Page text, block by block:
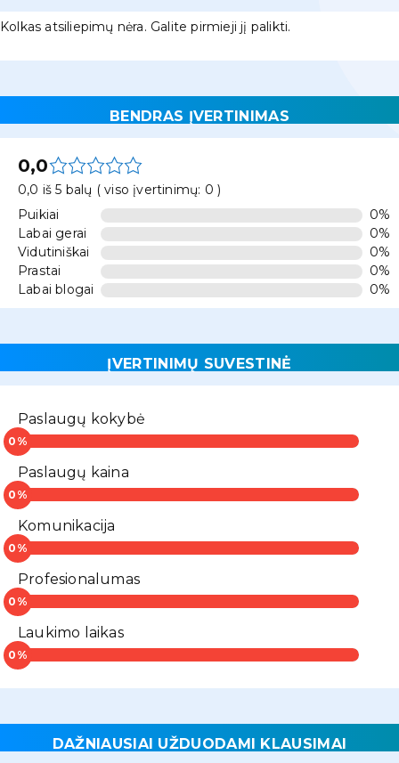
Kolkas atsiliepimų nėra. Galite pirmieji jį palikti.
BENDRAS ĮVERTINIMAS
0,0
0,0 iš 5 balų ( viso įvertinimų: 0 )
Puikiai
0%
Labai gerai
0%
Vidutiniškai
0%
Prastai
0%
Labai blogai
0%
ĮVERTINIMŲ SUVESTINĖ
Paslaugų kokybė
Paslaugų kaina
Komunikacija
Profesionalumas
Laukimo laikas
DAŽNIAUSIAI UŽDUODAMI KLAUSIMAI